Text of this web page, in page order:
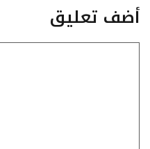
أضف تعليق